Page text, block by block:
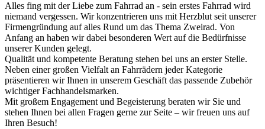
Alles fing mit der Liebe zum Fahrrad an - sein erstes Fahrrad wird
niemand vergessen. Wir konzentrieren uns mit Herzblut seit unserer
Firmengründung auf alles Rund um das Thema Zweirad. Von
Anfang an haben wir dabei besonderen Wert auf die Bedürfnisse
unserer Kunden gelegt.
Qualität und kompetente Beratung stehen bei uns an erster Stelle.
Neben einer großen Vielfalt an Fahrrädern jeder Kategorie
präsentieren wir Ihnen in unserem Geschäft das passende Zubehör
wichtiger Fachhandelsmarken.
Mit großem Engagement und Begeisterung beraten wir Sie und
stehen Ihnen bei allen Fragen gerne zur Seite – wir freuen uns auf
Ihren Besuch!